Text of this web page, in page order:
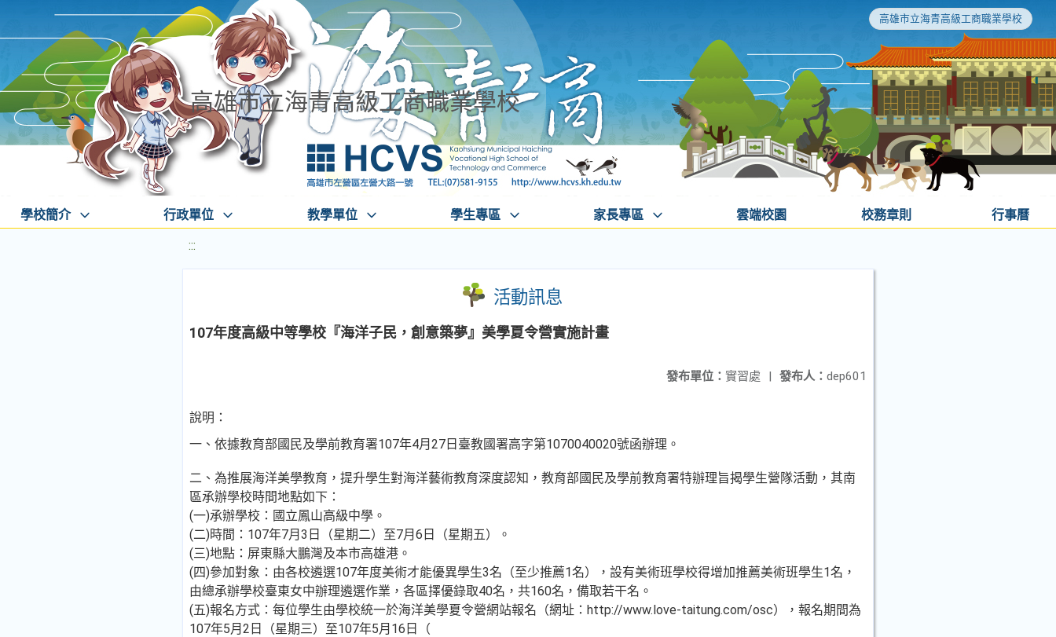
高雄市立海青高級工商職業學校
高雄市立海青高級工商職業學校
學校簡介 行政單位 教學單位 學生專區 家長專區 雲端校園 校務章則 行事曆
:::
活動訊息
107年度高級中等學校『海洋子民，創意築夢』美學夏令營實施計畫
發布人： dep601
發布單位： 實習處 |
說明：
一、依據教育部國民及學前教育署107年4月27日臺教國署高字第1070040020號函辦理。
二、為推展海洋美學教育，提升學生對海洋藝術教育深度認知，教育部國民及學前教育署特辦理旨揭學生營隊活動，其南
區承辦學校時間地點如下：
(一)承辦學校：國立鳳山高級中學。
(二)時間：107年7月3日（星期二）至7月6日（星期五）。
(三)地點：屏東縣大鵬灣及本市高雄港。
(四)參加對象：由各校遴選107年度美術才能優異學生3名（至少推薦1名），設有美術班學校得增加推薦美術班學生1名，
由總承辦學校臺東女中辦理遴選作業，各區擇優錄取40名，共160名，備取若干名。
(五)報名方式：每位學生由學校統一於海洋美學夏令營網站報名（網址：http://www.love-taitung.com/osc），報名期間為
107年5月2日（星期三）至107年5月16日（